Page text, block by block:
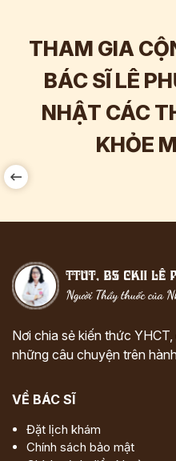
THAM GIA
BÁC SĨ LÊ
NHẬT CÁC
KHỎE
Nơi chia sẻ kiến thức
những câu chuyện trên
VỀ BÁC SĨ
Đặt lịch khám
Chính sách bảo mật